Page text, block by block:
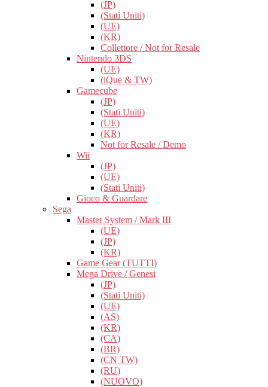
(JP)
(Stati Uniti)
(UE)
(KR)
Collettore / Not for Resale
Nintendo 3DS
(UE)
(iQue & TW)
Gamecube
(JP)
(Stati Uniti)
(UE)
(KR)
Not for Resale / Demo
Wii
(JP)
(UE)
(Stati Uniti)
Gioco & Guardare
Sega
Master System / Mark III
(UE)
(JP)
(KR)
Game Gear (TUTTI)
Mega Drive / Genesi
(JP)
(Stati Uniti)
(UE)
(AS)
(KR)
(CA)
(BR)
(CN TW)
(RU)
(NUOVO)